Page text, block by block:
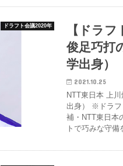
ドラフト会議2020年
【ドラ
俊足巧打
学出身）
2021.10.25
NTT東日本 上
出身） ※ドラフ
補・NTT東日本
トで巧みな守備